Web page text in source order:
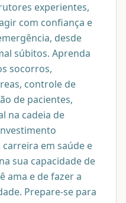
experientes,
com confiança e
desde
súbitos. Aprenda
socorros,
controle de
de pacientes,
na cadeia de
em saúde e
sua capacidade de
ama e de fazer a
Prepare-se para